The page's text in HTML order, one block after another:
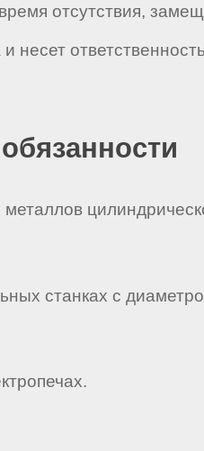
отсутствия,
несет
металлов
станках с